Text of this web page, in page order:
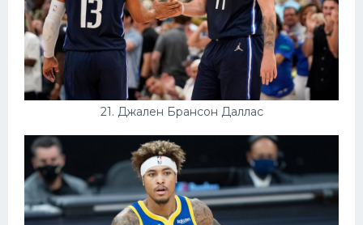
21. Джален Брансон Даллас